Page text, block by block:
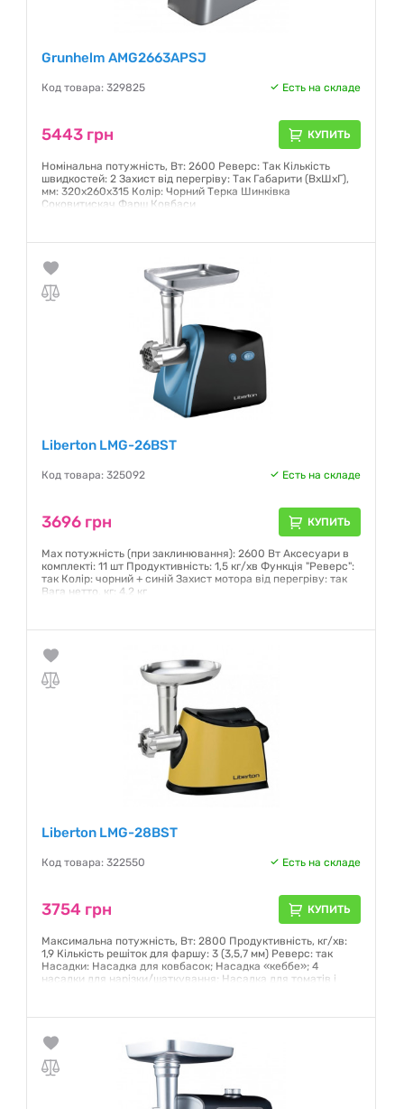
Grunhelm AMG2663APSJ
Код товара: 329825 Есть на складе
5443 грн КУПИТЬ
Номінальна потужність, Вт: 2600 Реверс: Так Кількість
швидкостей: 2 Захист від перегріву: Так Габарити (ВхШхГ),
мм: 320х260х315 Колір: Чорний Терка Шинківка
Соковитискач Фарш Ковбаси
Liberton LMG-26BST
Код товара: 325092 Есть на складе
3696 грн КУПИТЬ
Мах потужність (при заклинювання): 2600 Вт Аксесуари в
комплекті: 11 шт Продуктивність: 1,5 кг/хв Функція "Реверс":
так Колір: чорний + синій Захист мотора від перегріву: так
Вага нетто, кг: 4,2 кг
Liberton LMG-28BST
Код товара: 322550 Есть на складе
3754 грн КУПИТЬ
Максимальна потужність, Вт: 2800 Продуктивність, кг/хв:
1,9 Кількість решіток для фаршу: 3 (3,5,7 мм) Реверс: так
Насадки: Насадка для ковбасок; Насадка «кеббе»; 4
насадки для нарізки/шаткування; Насадка для томатів і
Гарантия:12 месяцев